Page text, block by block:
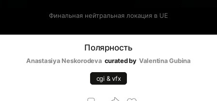
Финальная нейтральная локация в UE
Полярность
Anastasiya Neskorodeva curated by Valentina Gubina
cgi & vfx